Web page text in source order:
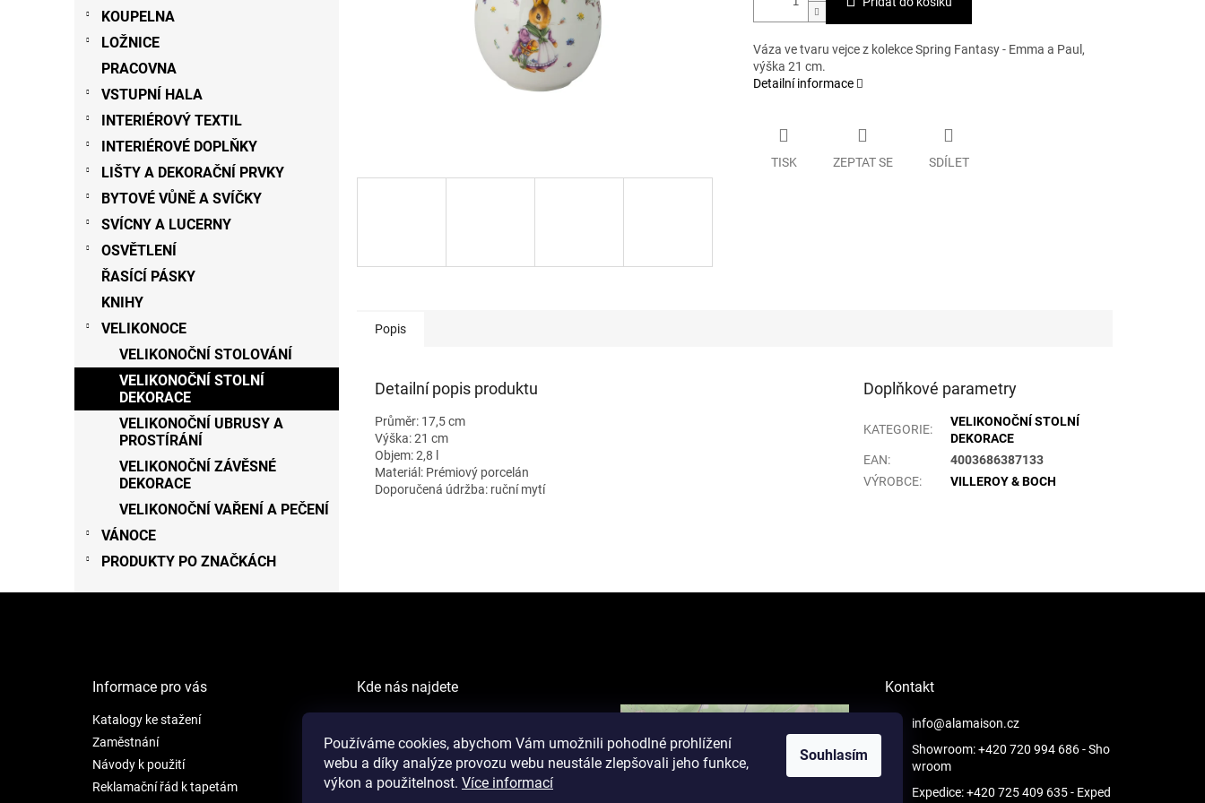
Používáme cookies, abychom Vám umožnili pohodlné prohlížení
webu a díky analýze provozu webu neustále zlepšovali jeho funkce,
výkon a použitelnost. Více informací
Souhlasím
KOUPELNA
LOŽNICE
PRACOVNA
VSTUPNÍ HALA
INTERIÉROVÝ TEXTIL
INTERIÉROVÉ DOPLŇKY
LIŠTY A DEKORAČNÍ PRVKY
BYTOVÉ VŮNĚ A SVÍČKY
SVÍCNY A LUCERNY
OSVĚTLENÍ
ŘASÍCÍ PÁSKY
KNIHY
VELIKONOCE
VELIKONOČNÍ STOLOVÁNÍ
VELIKONOČNÍ STOLNÍ
DEKORACE
VELIKONOČNÍ UBRUSY A
PROSTÍRÁNÍ
VELIKONOČNÍ ZÁVĚSNÉ
DEKORACE
VELIKONOČNÍ VAŘENÍ A PEČENÍ
VÁNOCE
PRODUKTY PO ZNAČKÁCH
Váza ve tvaru vejce z kolekce Spring Fantasy - Emma a Paul,
výška 21 cm.
Detailní informace
TISK ZEPTAT SE SDÍLET
Popis
Detailní popis produktu
Průměr: 17,5 cm
Výška: 21 cm
Objem: 2,8 l
Materiál: Prémiový porcelán
Doporučená údržba: ruční mytí
Doplňkové parametry
KATEGORIE:
VELIKONOČNÍ STOLNÍ
DEKORACE
EAN:
4003686387133
VÝROBCE: VILLEROY & BOCH
Informace pro vás
Katalogy ke stažení
Zaměstnání
Návody k použití
Reklamační řád k tapetám
Kde nás najdete
Šafránkova 1238/1
Praha 5
Kontakt
info@alamaison.cz
Showroom: +420 720 994 686- Sho
wroom
Expedice: +420 725 409 635- Exped